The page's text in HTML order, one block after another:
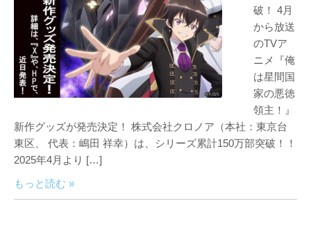
破！ 4月
から放送
のTVア
ニメ『俺
は星間国
家の悪徳
領主！』
新作グッズが発売決定！ 株式会社クロノア（本社：東京台
東区、 代表：嶋田 祥幸）は、シリーズ累計150万部突破！！
2025年4月より […]
もっと読む »